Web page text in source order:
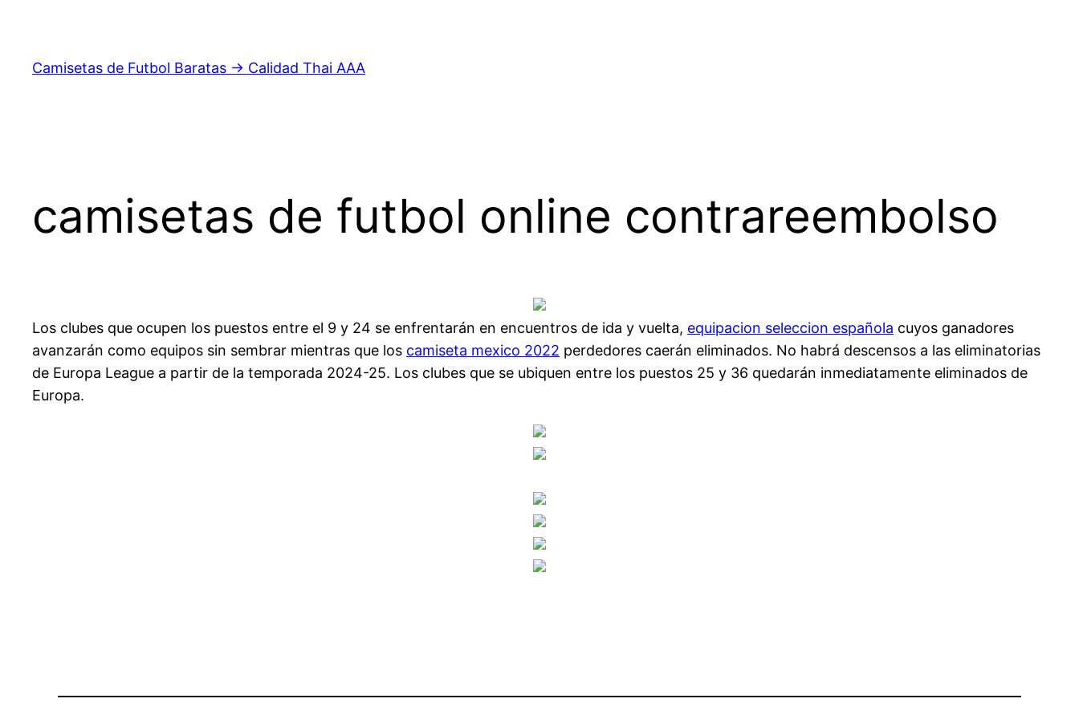
contenido
Camisetas de Futbol Baratas → Calidad Thai AAA
camisetas de futbol online contrareembolso
Los clubes que ocupen los puestos entre el 9 y 24 se enfrentarán en encuentros de ida y vuelta, equipacion seleccion española cuyos ganadores
avanzarán como equipos sin sembrar mientras que los camiseta mexico 2022 perdedores caerán eliminados. No habrá descensos a las eliminatorias
de Europa League a partir de la temporada 2024-25. Los clubes que se ubiquen entre los puestos 25 y 36 quedarán inmediatamente eliminados de
Europa.